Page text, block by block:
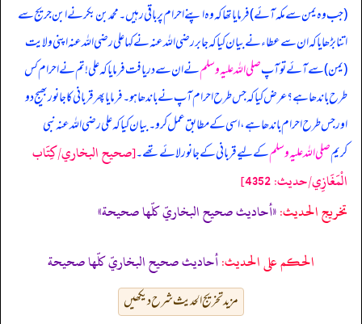
(جب وہ یمن سے مکہ آئے) فرمایا تھا کہ وہ اپنے احرام پر باقی رہیں۔ محمد بن بکر نے ابن جریج سے
اتنا بڑھایا کہ ان سے عطاء نے بیان کیا کہ جابر رضی اللہ عنہ نے کہا علی رضی اللہ عنہ اپنی ولایت
(یمن) سے آئے تو آپصلی اللہ علیہ وسلمنے ان سے دریافت فرمایا کہ علی! تم نے احرام کس
طرح باندھا ہے؟ عرض کیا کہ جس طرح احرام آپ نے باندھا ہو۔ فرمایا پھر قربانی کا جانور بھیج دو
اور جس طرح احرام باندھا ہے، اسی کے مطابق عمل کرو۔ بیان کیا کہ علی رضی اللہ عنہ نبی
کریمصلی اللہ علیہ وسلمکے لیے قربانی کے جانور لائے تھے۔[صحيح البخاري/كِتَاب
الْمَغَازِي/حدیث: 4352]
تخریج الحدیث:«أحاديث صحيح البخاريّ كلّها صحيحة»
الحكم على الحديث:أحاديث صحيح البخاريّ كلّها صحيحة
مزید تخریج الحدیث شرح دیکھیں